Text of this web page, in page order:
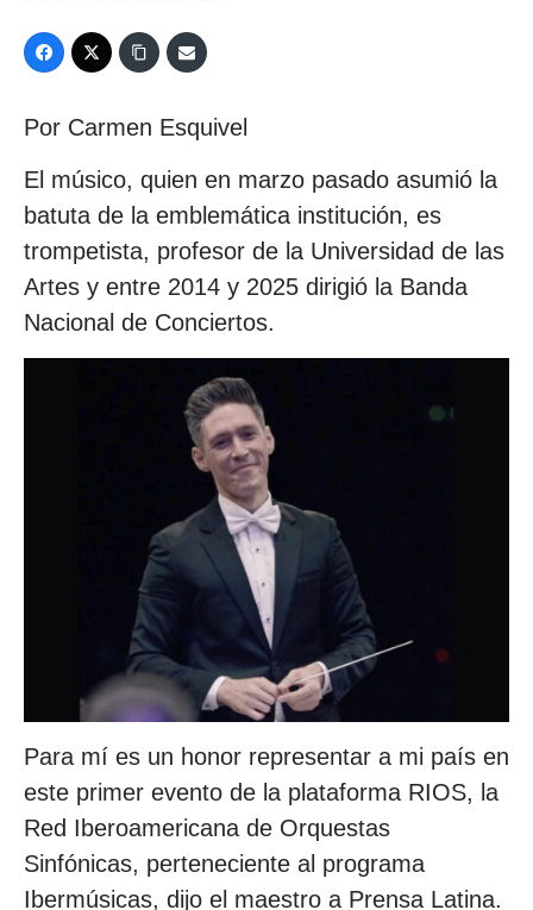
Por Carmen Esquivel
El músico, quien en marzo pasado asumió la
batuta de la emblemática institución, es
trompetista, profesor de la Universidad de las
Artes y entre 2014 y 2025 dirigió la Banda
Nacional de Conciertos.
Para mí es un honor representar a mi país en
este primer evento de la plataforma RIOS, la
Red Iberoamericana de Orquestas
Sinfónicas, perteneciente al programa
Ibermúsicas, dijo el maestro a Prensa Latina.